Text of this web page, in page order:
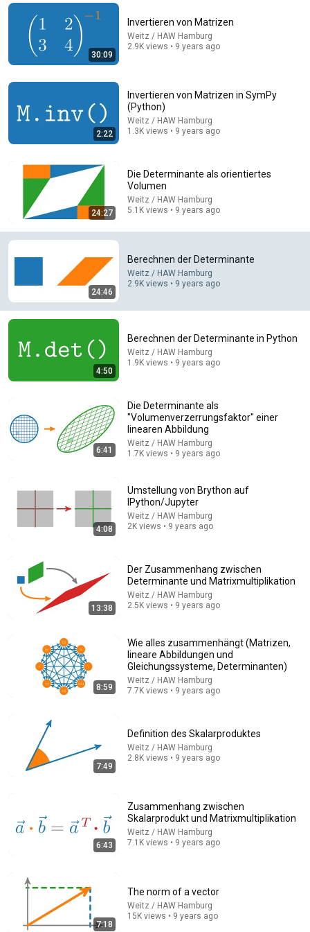
Comments are turned off. Learn more
Berechnen der Determinante in Python
Weitz / HAW Hamburg
Determinanten, Einführung
45:54
What is truth?
Weitz / HAW Hamburg
Auto-dubbed
TDS Live Session Week 7 Session 3 | 1st August 2026
Tools in Data Science
New 48 views
30:09
Invertieren von Matrizen
Weitz / HAW Hamburg
2.9K views • 9 years ago
2:22
Invertieren von Matrizen in SymPy
(Python)
Weitz / HAW Hamburg
1.3K views • 9 years ago
24:27
Die Determinante als orientiertes
Volumen
Weitz / HAW Hamburg
5.1K views • 9 years ago
24:46
Berechnen der Determinante
Weitz / HAW Hamburg
2.9K views • 9 years ago
4:50
Berechnen der Determinante in Python
Weitz / HAW Hamburg
1.9K views • 9 years ago
6:41
Die Determinante als
"Volumenverzerrungsfaktor" einer
linearen Abbildung
Weitz / HAW Hamburg
1.7K views • 9 years ago
4:08
Umstellung von Brython auf
IPython/Jupyter
Weitz / HAW Hamburg
2K views • 9 years ago
13:38
Der Zusammenhang zwischen
Determinante und Matrixmultiplikation
Weitz / HAW Hamburg
2.5K views • 9 years ago
8:59
Wie alles zusammenhängt (Matrizen,
lineare Abbildungen und
Gleichungssysteme, Determinanten)
Weitz / HAW Hamburg
7.7K views • 9 years ago
7:49
Definition des Skalarproduktes
Weitz / HAW Hamburg
2.8K views • 9 years ago
6:43
Zusammenhang zwischen
Skalarprodukt und Matrixmultiplikation
Weitz / HAW Hamburg
7.1K views • 9 years ago
7:18
The norm of a vector
Weitz / HAW Hamburg
15K views • 9 years ago